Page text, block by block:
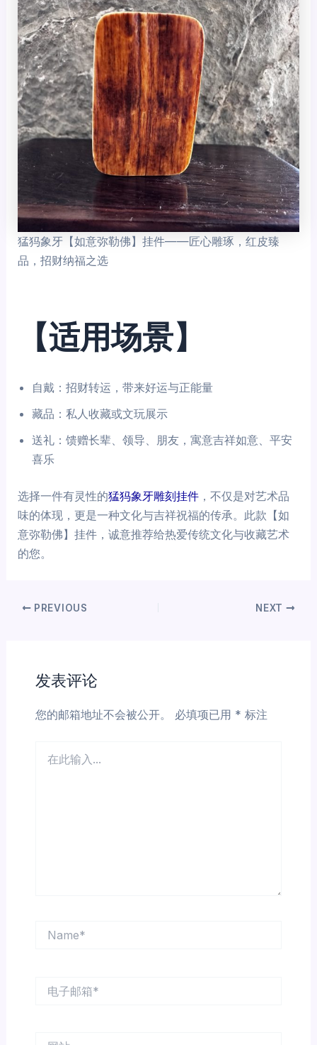
猛犸象牙【如意弥勒佛】挂件——匠心雕琢，红皮臻
品，招财纳福之选
【适用场景】
自戴：招财转运，带来好运与正能量
藏品：私人收藏或文玩展示
送礼：馈赠长辈、领导、朋友，寓意吉祥如意、平安
喜乐
选择一件有灵性的猛犸象牙雕刻挂件 ，不仅是对艺术品
味的体现，更是一种文化与吉祥祝福的传承。此款【如
意弥勒佛】挂件，诚意推荐给热爱传统文化与收藏艺术
的您。
PREVIOUS NEXT
发表评论
您的邮箱地址不会被公开。 必填项已用 * 标注